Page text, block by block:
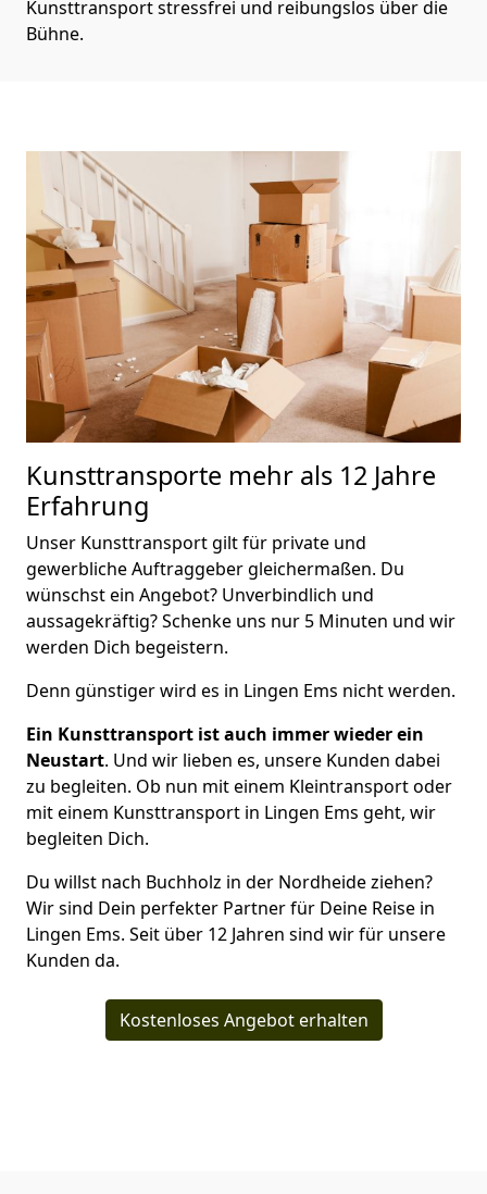
Kunsttransport stressfrei und reibungslos über die
Bühne.
Kunsttransporte mehr als 12 Jahre
Erfahrung
Unser Kunsttransport gilt für private und
gewerbliche Auftraggeber gleichermaßen. Du
wünschst ein Angebot? Unverbindlich und
aussagekräftig? Schenke uns nur 5 Minuten und wir
werden Dich begeistern.
Denn günstiger wird es in Lingen Ems nicht werden.
Ein Kunsttransport ist auch immer wieder ein
Neustart. Und wir lieben es, unsere Kunden dabei
zu begleiten. Ob nun mit einem Kleintransport oder
mit einem Kunsttransport in Lingen Ems geht, wir
begleiten Dich.
Du willst nach Buchholz in der Nordheide ziehen?
Wir sind Dein perfekter Partner für Deine Reise in
Lingen Ems. Seit über 12 Jahren sind wir für unsere
Kunden da.
Kostenloses Angebot erhalten